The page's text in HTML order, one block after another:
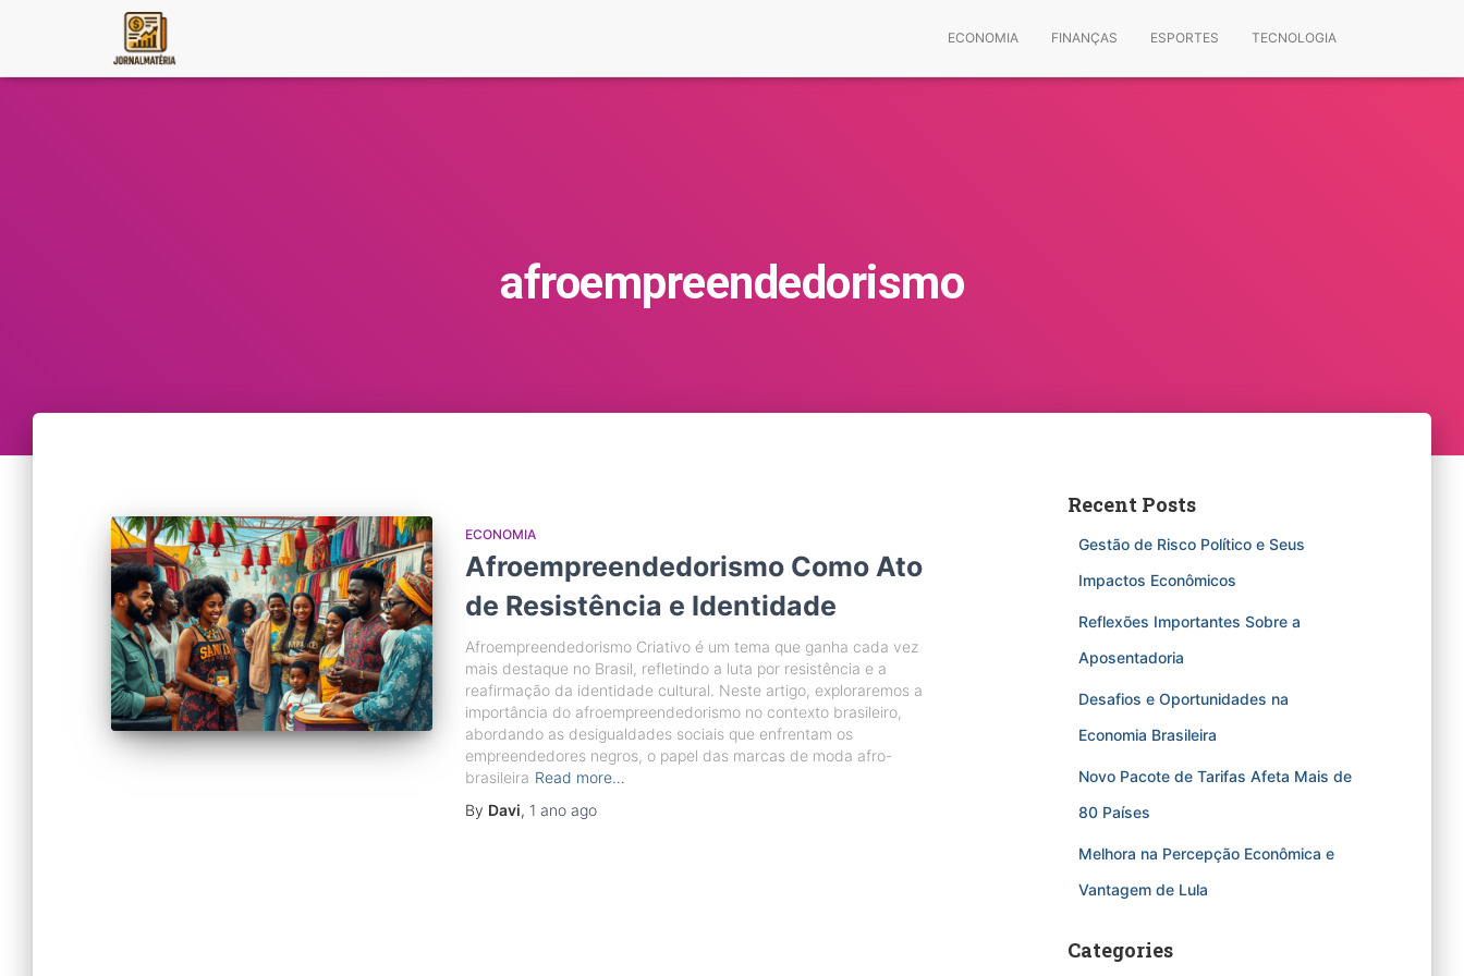
ECONOMIA FINANÇAS ESPORTES TECNOLOGIA
afroempreendedorismo
ECONOMIA
Afroempreendedorismo Como Ato
de Resistência e Identidade
Afroempreendedorismo Criativo é um tema que ganha cada vez
mais destaque no Brasil, refletindo a luta por resistência e a
reafirmação da identidade cultural. Neste artigo, exploraremos a
importância do afroempreendedorismo no contexto brasileiro,
abordando as desigualdades sociais que enfrentam os
empreendedores negros, o papel das marcas de moda afro-
brasileira Read more…
By Davi, 1 ano ago
Recent Posts
Gestão de Risco Político e Seus
Impactos Econômicos
Reflexões Importantes Sobre a
Aposentadoria
Desafios e Oportunidades na
Economia Brasileira
Novo Pacote de Tarifas Afeta Mais de
80 Países
Melhora na Percepção Econômica e
Vantagem de Lula
Categories